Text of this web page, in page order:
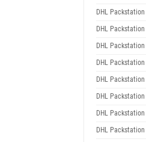
DHL Packstation
DHL Packstation
DHL Packstation
DHL Packstation
DHL Packstation
DHL Packstation
DHL Packstation
DHL Packstation